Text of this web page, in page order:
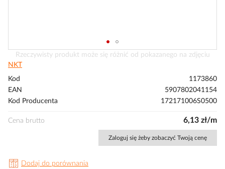
Przejdź
na
początek
Rzeczywisty produkt może się różnić od pokazanego na zdjęciu
NKT
Kod
1173860
EAN
5907802041154
Kod Producenta
172171006S0500
Cena brutto 6,13 zł/m
Zaloguj się żeby zobaczyć Twoją cenę
Dodaj do porównania